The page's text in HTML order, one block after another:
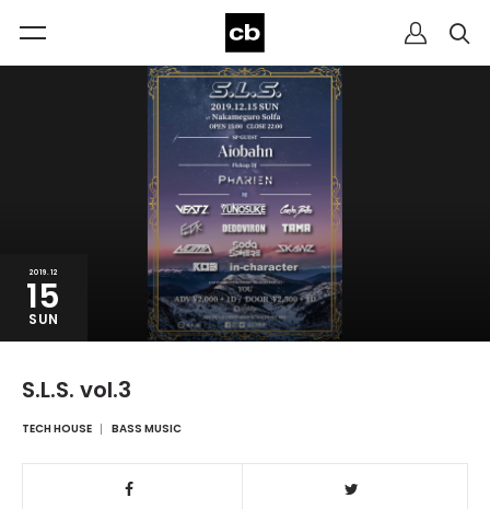
2019.12
15
SUN
S.L.S. vol.3
TECH HOUSE BASS MUSIC